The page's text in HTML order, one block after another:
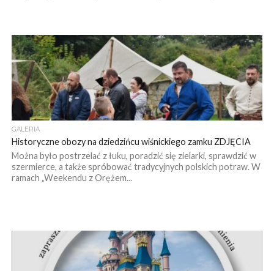
GALERIA
Historyczne obozy na dziedzińcu wiśnickiego zamku ZDJĘCIA
Można było postrzelać z łuku, poradzić się zielarki, sprawdzić w
szermierce, a także spróbować tradycyjnych polskich potraw. W
ramach „Weekendu z Orężem...